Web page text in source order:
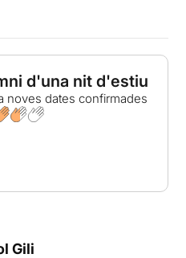
d'una nit d'estiu
noves dates confirmades
Gili